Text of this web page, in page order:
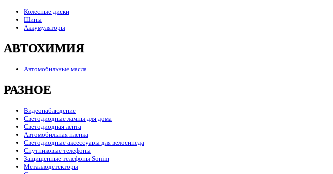
Колесные диски
Шины
Аккумуляторы
АВТОХИМИЯ
Автомобильные масла
РАЗНОЕ
Видеонаблюдение
Светодиодные лампы для дома
Светодиодная лента
Автомобильная пленка
Светодиодные аксессуары для велосипеда
Спутниковые телефоны
Защищенные телефоны Sonim
Металлодетекторы